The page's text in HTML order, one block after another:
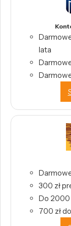
lata
300 zł
Do 2000
700 zł